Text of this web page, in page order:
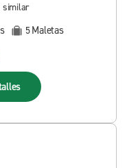
similar
5Maletas